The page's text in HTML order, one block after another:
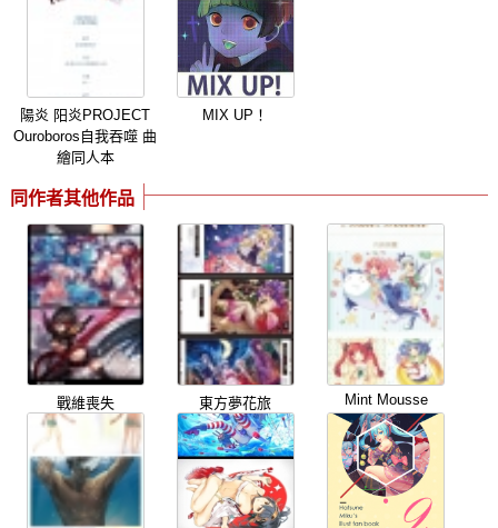
陽炎 阳炎PROJECT
Ouroboros自我吞噬 曲
繪同人本
MIX UP！
同作者其他作品
戰維喪失 東方夢花旅 Mint Mousse